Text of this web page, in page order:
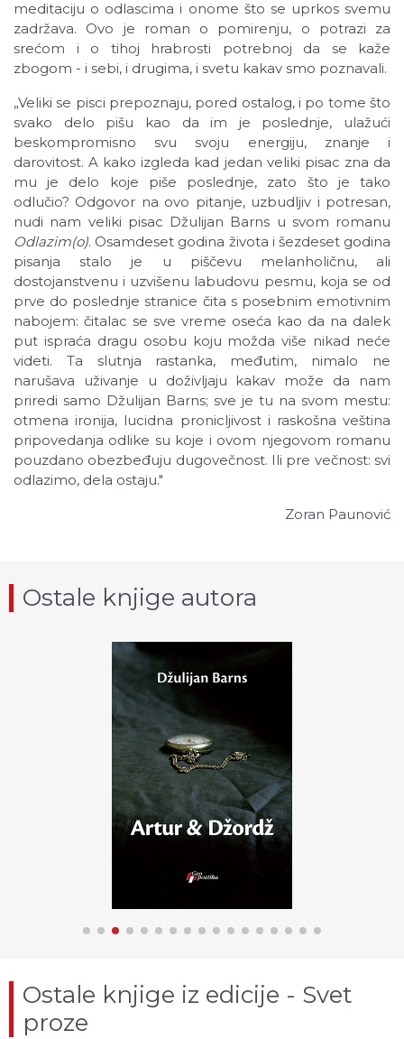
meditaciju o odlascima i onome što se uprkos svemu
zadržava. Ovo je roman o pomirenju, o potrazi za
srećom i o tihoj hrabrosti potrebnoj da se kaže
zbogom - i sebi, i drugima, i svetu kakav smo poznavali.
„Veliki se pisci prepoznaju, pored ostalog, i po tome što
svako delo pišu kao da im je poslednje, ulažući
beskompromisno svu svoju energiju, znanje i
darovitost. A kako izgleda kad jedan veliki pisac zna da
mu je delo koje piše poslednje, zato što je tako
odlučio? Odgovor na ovo pitanje, uzbudljiv i potresan,
nudi nam veliki pisac Džulijan Barns u svom romanu
Odlazim(o). Osamdeset godina života i šezdeset godina
pisanja stalo je u piščevu melanholičnu, ali
dostojanstvenu i uzvišenu labudovu pesmu, koja se od
prve do poslednje stranice čita s posebnim emotivnim
nabojem: čitalac se sve vreme oseća kao da na dalek
put ispraća dragu osobu koju možda više nikad neće
videti. Ta slutnja rastanka, međutim, nimalo ne
narušava uživanje u doživljaju kakav može da nam
priredi samo Džulijan Barns; sve je tu na svom mestu:
otmena ironija, lucidna pronicljivost i raskošna veština
pripovedanja odlike su koje i ovom njegovom romanu
pouzdano obezbeđuju dugovečnost. Ili pre večnost: svi
odlazimo, dela ostaju."
Zoran Paunović
Ostale knjige autora
Ostale knjige iz edicije - Svet
proze